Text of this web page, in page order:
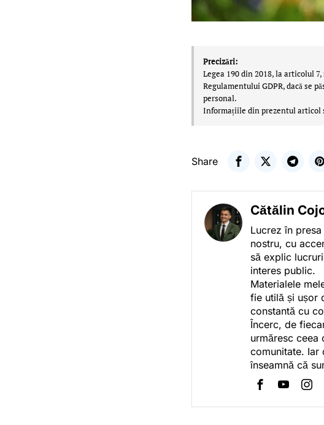
Precizări:
Legea 190 din 2018, la articolul
Regulamentului GDPR, dacă se
personal.
Informațiile din prezentul articol
Share
Cătălin
Lucrez în
nostru, cu
să explic
interes public.
Materialele
fie utilă și ușor
constantă cu
Încerc, de
urmăresc ceea
comunitate. Iar
înseamnă că